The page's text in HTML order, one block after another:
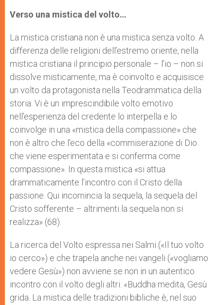
Verso una mistica del volto…
La mistica cristiana non è una mistica senza volto. A
differenza delle religioni dell’estremo oriente, nella
mistica cristiana il principio personale – l’io – non si
dissolve misticamente, ma è coinvolto e acquisisce
un volto da protagonista nella Teodrammatica della
storia. Vi è un imprescindibile volto emotivo
nell’esperienza del credente lo interpella e lo
coinvolge in una «mistica della compassione» che
non è altro che l’eco della «commiserazione di Dio
che viene esperimentata e si conferma come
compassione». In questa mistica «si attua
drammaticamente l’incontro con il Cristo della
passione. Qui incomincia la sequela, la sequela del
Cristo sofferente – altrimenti la sequela non si
realizza» (68).
La ricerca del Volto espressa nei Salmi («Il tuo volto
io cerco») e che trapela anche nei vangeli («vogliamo
vedere Gesù») non avviene se non in un autentico
incontro con il volto degli altri. «Buddha medita, Gesù
grida. La mistica delle tradizioni bibliche è, nel suo